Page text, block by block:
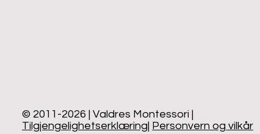
© 2011-2026 | Valdres Montessori |
Tilgjengelighetserklæring| Personvern og vilkår